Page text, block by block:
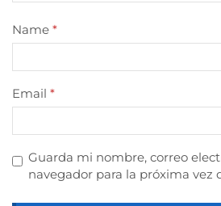
Name *
Email *
Guarda mi nombre, correo
navegador para la próxima vez